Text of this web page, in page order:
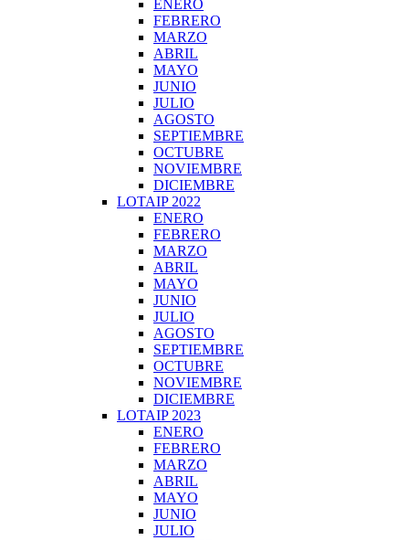
ENERO
FEBRERO
MARZO
ABRIL
MAYO
JUNIO
JULIO
AGOSTO
SEPTIEMBRE
OCTUBRE
NOVIEMBRE
DICIEMBRE
LOTAIP 2022
ENERO
FEBRERO
MARZO
ABRIL
MAYO
JUNIO
JULIO
AGOSTO
SEPTIEMBRE
OCTUBRE
NOVIEMBRE
DICIEMBRE
LOTAIP 2023
ENERO
FEBRERO
MARZO
ABRIL
MAYO
JUNIO
JULIO